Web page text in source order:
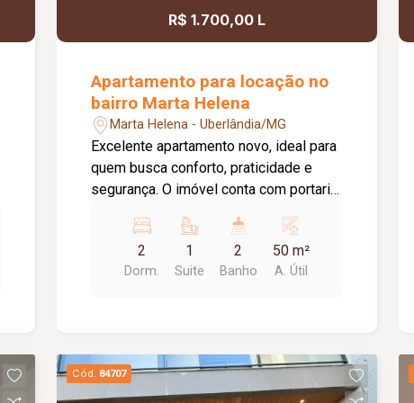
R$ 1.700,00 L
Apartamento para locação no
bairro Marta Helena
Marta Helena - Uberlândia/MG
Excelente apartamento novo, ideal para
quem busca conforto, praticidade e
segurança. O imóvel conta com portaria
02 elevadores. Possui sala em 02
ambientes, cozinha estilo americana
planejada com armários, área de
social e o banheiro da suíte são
equipados com box em vidro, armários
2
Dorm.
1
Suite
2
Banho
50 m²
A. Útil
Cód. 84707